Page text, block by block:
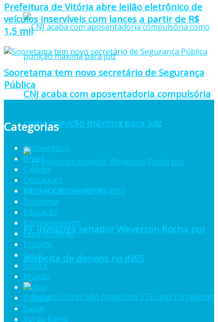
CNJ acaba com aposentadoria compulsória
como punição máxima para juiz
PF investiga senador Weverton Rocha por
suspeita de desvios no INSS
Prefeitura de Vitória abre leilão eletrônico de
veículos inservíveis com lances a partir de R$
1,5 mil
Sooretama tem novo secretário de Segurança
Pública
Categorias
Agronegócio
Brasil
Cidades
Destaques
DESTAQUES 24 HORAS
Economia
Educação
Entretenimento
Espiríto Santo
Esporte
Geral
Justiça
Mundo
Polícia
Política
Saúde
Sul da Bahia